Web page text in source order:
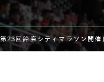
第23回鈴鹿シティマラソン開催